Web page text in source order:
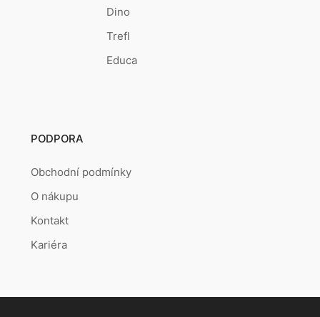
Dino
Trefl
Educa
PODPORA
Obchodní podmínky
O nákupu
Kontakt
Kariéra